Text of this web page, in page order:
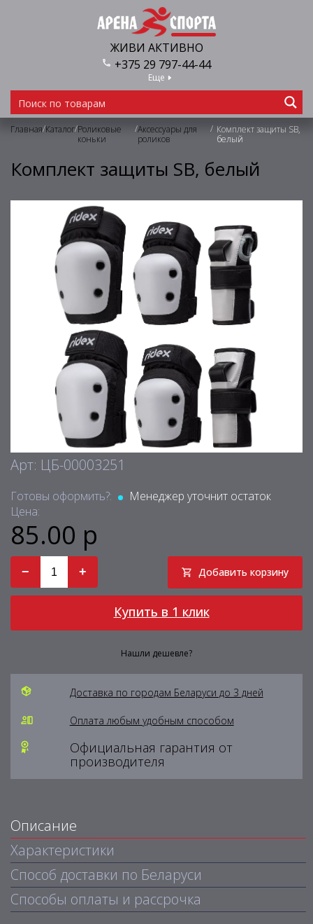
ЖИВИ АКТИВНО
+375 29 797-44-44
Еще
Главная/Каталог/Роликовые
коньки
/Аксессуары для
роликов
/ Комплект защиты SB,
белый
Комплект защиты SB, белый
Арт: ЦБ-00003251
Готовы оформить?:
Менеджер уточнит остаток
Цена:
85.00 р
− + Добавить корзину
Купить в 1 клик
Нашли дешевле?
Доставка по городам Беларуси до 3 дней
Оплата любым удобным способом
Официальная гарантия от
производителя
Описание
Характеристики
Способ доставки по Беларуси
Способы оплаты и рассрочка